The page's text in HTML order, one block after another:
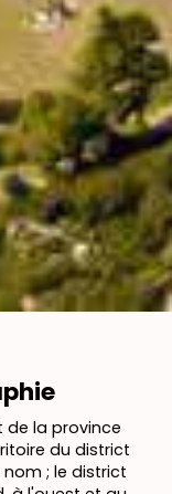
de la province
du district
; le district